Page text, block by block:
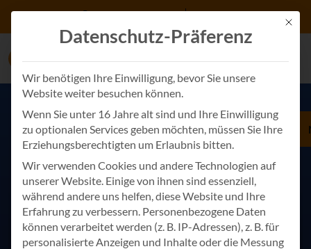
Zum Inhalt springen
Mit
Datenschutz-Präferenz
Wir benötigen Ihre Einwilligung, bevor Sie unsere
Website weiter besuchen können.
Wenn Sie unter 16 Jahre alt sind und Ihre Einwilligung
zu optionalen Services geben möchten, müssen Sie Ihre
Erziehungsberechtigten um Erlaubnis bitten.
Wir verwenden Cookies und andere Technologien auf
unserer Website. Einige von ihnen sind essenziell,
während andere uns helfen, diese Website und Ihre
Erfahrung zu verbessern. Personenbezogene Daten
können verarbeitet werden (z. B. IP-Adressen), z. B. für
personalisierte Anzeigen und Inhalte oder die Messung